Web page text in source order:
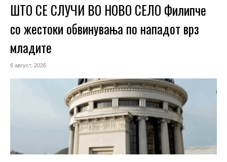
ШТО СЕ СЛУЧИ ВО НОВО СЕЛО Филипче
со жестоки обвинувања по нападот врз
младите
6 август, 2026